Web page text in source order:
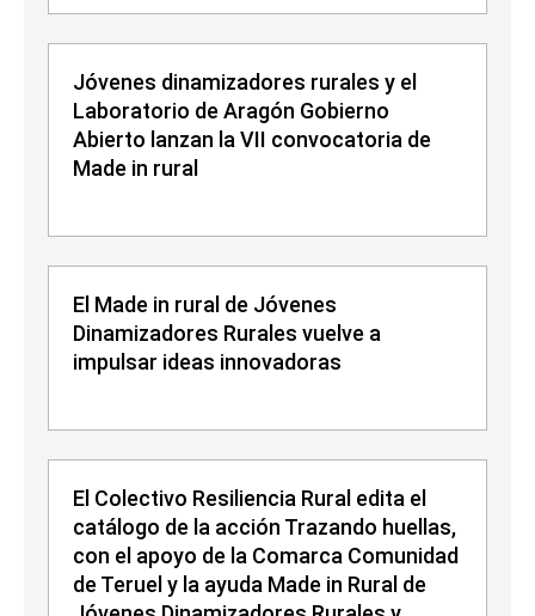
Jóvenes dinamizadores rurales y el
Laboratorio de Aragón Gobierno
Abierto lanzan la VII convocatoria de
Made in rural
El Made in rural de Jóvenes
Dinamizadores Rurales vuelve a
impulsar ideas innovadoras
El Colectivo Resiliencia Rural edita el
catálogo de la acción Trazando huellas,
con el apoyo de la Comarca Comunidad
de Teruel y la ayuda Made in Rural de